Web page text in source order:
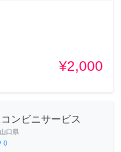
¥2,000
ンビニサービス
山口県
0